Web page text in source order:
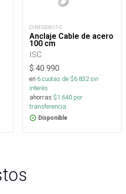
CHM100817-C
Anclaje Cable de acero
100 cm
ISC
$ 40.990
en 6cuotas de $6.832sin
interés
ahorras $1.640 por
transferencia.
Disponible